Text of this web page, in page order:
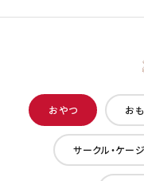
おやつ お
サークル・ケージ